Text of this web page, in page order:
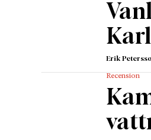
Erik
Recension